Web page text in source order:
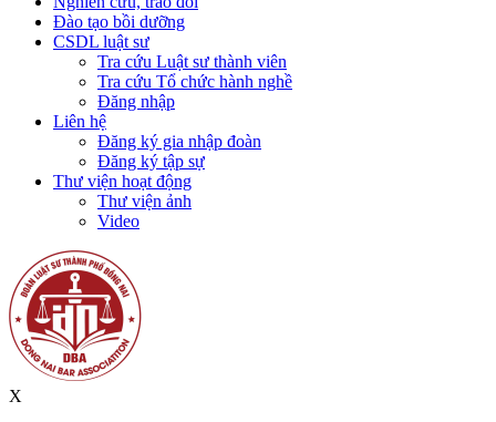
Đào tạo bồi dưỡng
CSDL luật sư
Tra cứu Luật sư thành viên
Tra cứu Tổ chức hành nghề
Đăng nhập
Liên hệ
Đăng ký gia nhập đoàn
Đăng ký tập sự
Thư viện hoạt động
Thư viện ảnh
Video
X